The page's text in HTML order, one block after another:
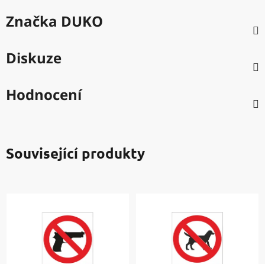
Značka DUKO
Diskuze
Hodnocení
Související produkty